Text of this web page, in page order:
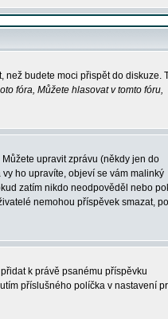
budete moci přispět do diskuze.
fóra, Můžete hlasovat v tomto fóru,
upravit zprávu (někdy jen do
ho upravíte, objeví se vám malinký
zatím nikdo neodpověděl nebo
nemohou příspěvek smazat,
k právě psanému příspěvku
příslušného políčka v nastavení